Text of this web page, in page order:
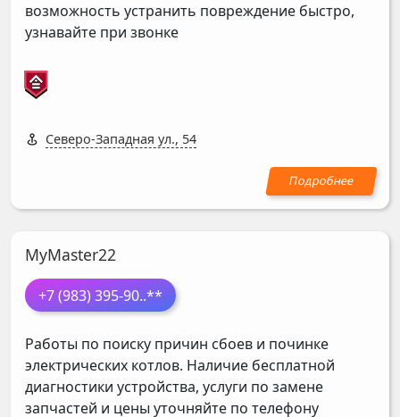
возможность устранить повреждение быстро,
узнавайте при звонке
Северо-Западная ул., 54
MyMaster22
+7 (983) 395-90..**
Работы по поиску причин сбоев и починке
электрических котлов. Наличие бесплатной
диагностики устройства, услуги по замене
запчастей и цены уточняйте по телефону